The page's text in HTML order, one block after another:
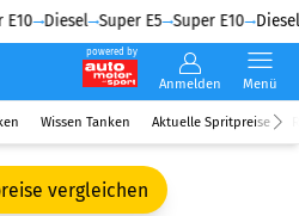
Diesel Super E5 Super E10 Diesel
powered by
Anmelden Menü
Wissen Tanken Aktuelle Spritpreise
vergleichen